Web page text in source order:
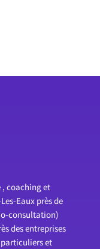
, coaching et
Eaux près de
consultation)
des entreprises
et